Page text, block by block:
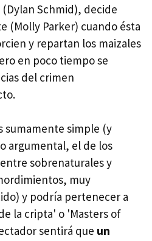
Schmid), decide
(Molly Parker) cuando ésta
y repartan los maizales
en poco tiempo se
del crimen
sumamente simple (y
argumental, el de los
sobrenaturales y
muy
y podría pertenecer a
la cripta' o 'Masters of
sentirá que un